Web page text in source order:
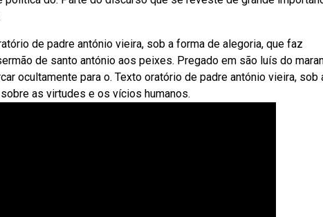
de padre antónio vieira, sob a forma de alegoria, que faz
de santo antónio aos peixes. Pregado em são luís do
ocultamente para o. Texto oratório de padre antónio vieira, sob
as virtudes e os vícios humanos.